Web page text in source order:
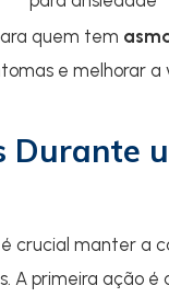
quem tem
e melhorar a
Durante
crucial manter a
A primeira ação é